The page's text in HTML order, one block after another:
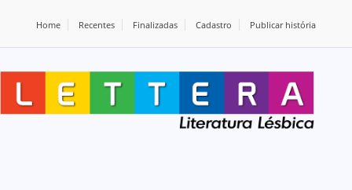
Home Recentes Finalizadas Cadastro Publicar história